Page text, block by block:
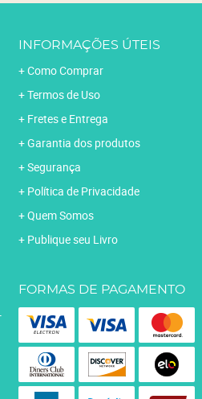
INFORMAÇÕES ÚTEIS
Como Comprar
Termos de Uso
Fretes e Entrega
Garantia dos produtos
Segurança
Política de Privacidade
Quem Somos
Publique seu Livro
FORMAS DE PAGAMENTO